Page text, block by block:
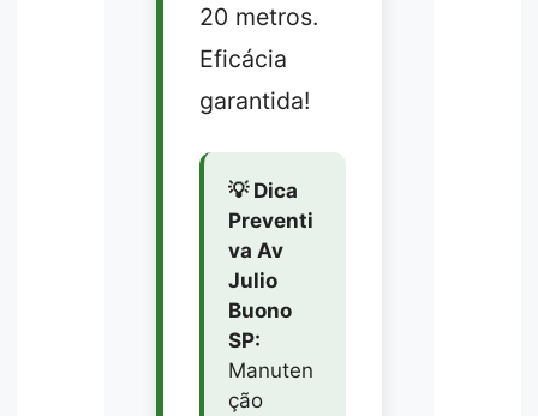
20 metros.
Eficácia
garantida!
💡 Dica
Preventi
va Av
Julio
Buono
SP:
Manuten
ção